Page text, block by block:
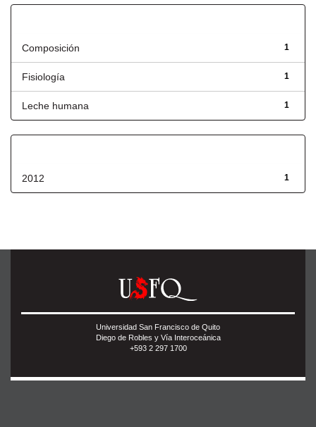
1
Composición
1
Fisiología
1
Leche humana
1
2012
Universidad San Francisco de Quito
Diego de Robles y Vía Interoceánica
+593 2 297 1700